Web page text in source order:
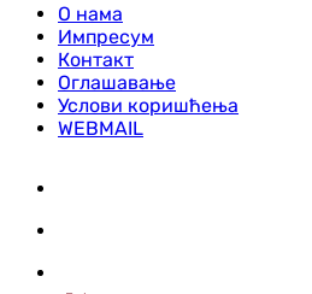
О нама
Импресум
Контакт
Оглашавање
Услови коришћења
WEBMAIL